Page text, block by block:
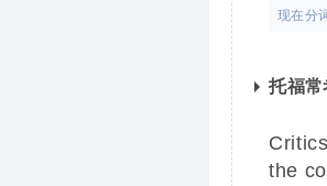
现在分
托福常
the